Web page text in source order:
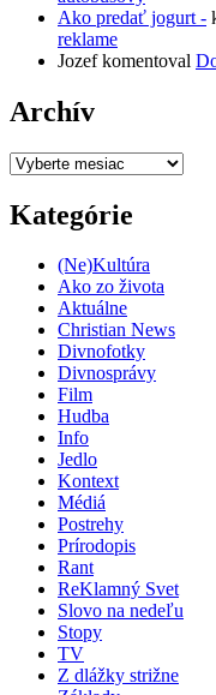
Ako predať jogurt -
reklame
Jozefkomentoval
Archív
Archív
Kategórie
(Ne)Kultúra
Ako zo života
Aktuálne
Christian News
Divnofotky
Divnosprávy
Film
Hudba
Info
Jedlo
Kontext
Médiá
Postrehy
Prírodopis
Rant
ReKlamný Svet
Slovo na nedeľu
Stopy
TV
Z dlážky strižne